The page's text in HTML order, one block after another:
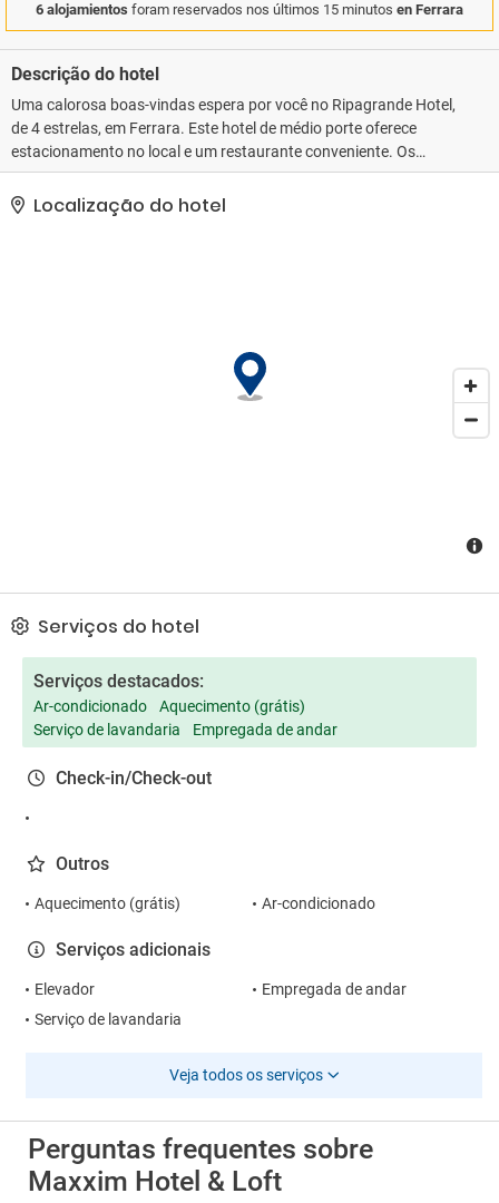
6 alojamientos foram reservados nos últimos 15 minutos en Ferrara
Descrição do hotel
Uma calorosa boas-vindas espera por você no Ripagrande Hotel,
de 4 estrelas, em Ferrara. Este hotel de médio porte oferece
estacionamento no local e um restaurante conveniente. Os
quartos incluem minibar abastecido e é permitido fumar em áreas
designadas (por favor, especifique ao fazer a reserva). As
comodidades adicionais incluem um serviço de transporte para o
Localização do hotel
Serviços do hotel
Serviços destacados:
Ar-condicionado
Aquecimento (grátis)
Serviço de lavandaria
Empregada de andar
Check-in/Check-out
Outros
Aquecimento (grátis) Ar-condicionado
Serviços adicionais
Elevador
Empregada de andar
Serviço de lavandaria
Veja todos os serviços
Perguntas frequentes sobre
Maxxim Hotel & Loft